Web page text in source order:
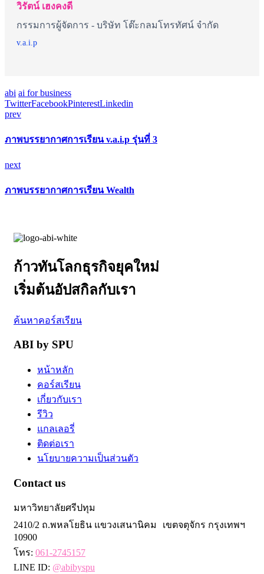
วิรัตน์ เฮงคงดี
กรรมการผู้จัดการ - บริษัท โต๊ะกลมโทรทัศน์ จำกัด
v.a.i.p
abi ai for business
TwitterFacebookPinterestLinkedin
prev
ภาพบรรยากาศการเรียน v.a.i.p รุ่นที่ 3
next
ภาพบรรยากาศการเรียน Wealth
ก้าวทันโลกธุรกิจยุคใหม่
เริ่มต้นอัปสกิลกับเรา
ค้นหาคอร์สเรียน
ABI by SPU
หน้าหลัก
คอร์สเรียน
เกี่ยวกับเรา
รีวิว
แกลเลอรี่
ติดต่อเรา
นโยบายความเป็นส่วนตัว
Contact us
มหาวิทยาลัยศรีปทุม
2410/2 ถ.พหลโยธิน แขวงเสนานิคม เขตจตุจักร กรุงเทพฯ
10900
โทร: 061-2745157
LINE ID: @abibyspu